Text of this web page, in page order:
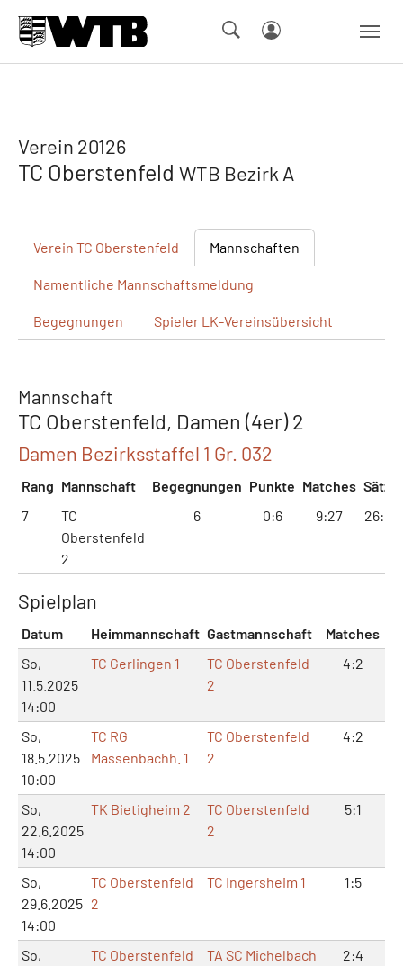
Verein 20126
TC Oberstenfeld WTB Bezirk A
Verein TC Oberstenfeld Mannschaften
Namentliche Mannschaftsmeldung
Begegnungen Spieler LK-Vereinsübersicht
Mannschaft
TC Oberstenfeld, Damen (4er) 2
Damen Bezirksstaffel 1 Gr. 032
Rang Mannschaft Begegnungen Punkte Matches Sätze
7
TC
Oberstenfeld
2
6 0:6 9:27 26:58
Spielplan
Datum Heimmannschaft Gastmannschaft Matches
So,
11.5.2025
14:00
TC Gerlingen 1
TC Oberstenfeld
2
4:2
So,
18.5.2025
10:00
TC RG
Massenbachh. 1
TC Oberstenfeld
2
4:2
So,
22.6.2025
14:00
TK Bietigheim 2
TC Oberstenfeld
2
5:1
So,
29.6.2025
14:00
TC Oberstenfeld
2
TC Ingersheim 1 1:5
So,
TC Oberstenfeld
TA SC Michelbach
2:4